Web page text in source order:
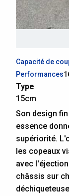
Capacité de
Performances
Type
15cm
Son design
essence
supériorité.
les copeaux
avec
châssis sur